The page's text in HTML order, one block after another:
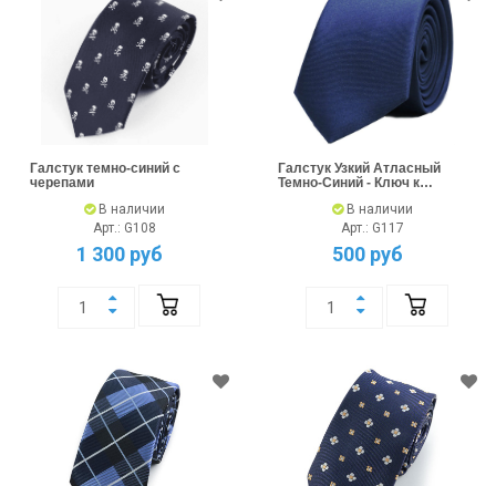
Галстук темно-синий с
черепами
В наличии
Арт.: G108
1 300 руб
Галстук Узкий Атласный
Темно-Синий - Ключ к
В наличии
Арт.: G117
500 руб